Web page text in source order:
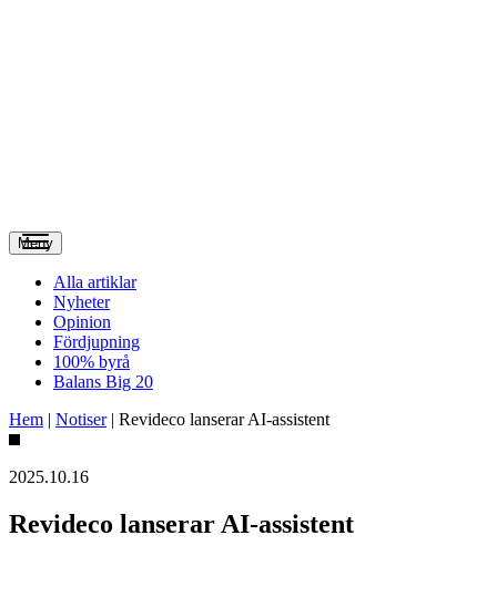
Meny
Alla artiklar
Nyheter
Opinion
Fördjupning
100% byrå
Balans Big 20
Hem | Notiser| Revideco lanserar AI-assistent
2025.10.16
Revideco lanserar AI-assistent